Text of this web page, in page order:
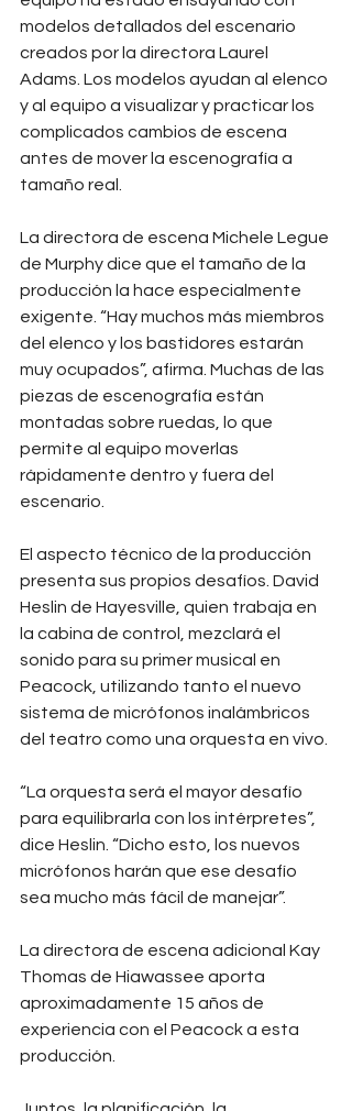
modelos detallados del escenario
creados por la directora Laurel
Adams. Los modelos ayudan al elenco
y al equipo a visualizar y practicar los
complicados cambios de escena
antes de mover la escenografía a
tamaño real.
La directora de escena Michele Legue
de Murphy dice que el tamaño de la
producción la hace especialmente
exigente. “Hay muchos más miembros
del elenco y los bastidores estarán
muy ocupados”, afirma. Muchas de las
piezas de escenografía están
montadas sobre ruedas, lo que
permite al equipo moverlas
rápidamente dentro y fuera del
escenario.
El aspecto técnico de la producción
presenta sus propios desafíos. David
Heslin de Hayesville, quien trabaja en
la cabina de control, mezclará el
sonido para su primer musical en
Peacock, utilizando tanto el nuevo
sistema de micrófonos inalámbricos
del teatro como una orquesta en vivo.
“La orquesta será el mayor desafío
para equilibrarla con los intérpretes”,
dice Heslin. “Dicho esto, los nuevos
micrófonos harán que ese desafío
sea mucho más fácil de manejar”.
La directora de escena adicional Kay
Thomas de Hiawassee aporta
aproximadamente 15 años de
experiencia con el Peacock a esta
producción.